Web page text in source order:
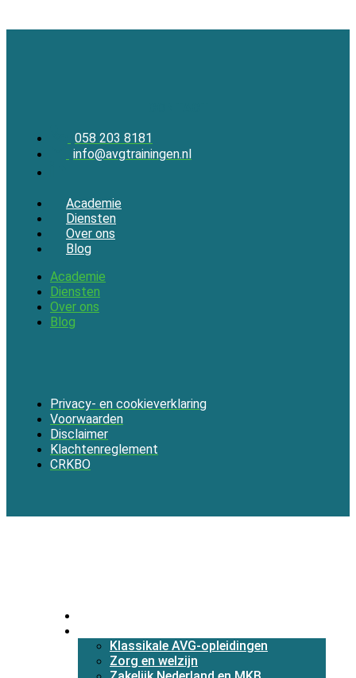
058 203 8181
info@avgtrainingen.nl
Academie
Diensten
Over ons
Blog
Academie
Diensten
Over ons
Blog
Privacy- en cookieverklaring
Voorwaarden
Disclaimer
Klachtenreglement
CRKBO
Klassikale AVG-opleidingen
Zorg en welzijn